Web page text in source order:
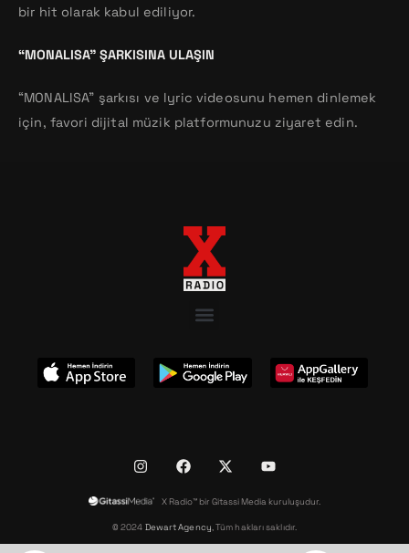
bir hit olarak kabul ediliyor.
“MONALISA” ŞARKISINA ULAŞIN
“MONALISA” şarkısı ve lyric videosunu hemen dinlemek
için, favori dijital müzik platformunuzu ziyaret edin.
X Radio™ bir Gitassi Media kuruluşudur.
© 2024 Dewart Agency, Tüm hakları saklıdır.